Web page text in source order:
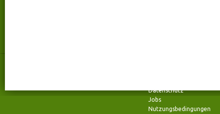
Datenschutz
Jobs
Nutzungsbedingungen